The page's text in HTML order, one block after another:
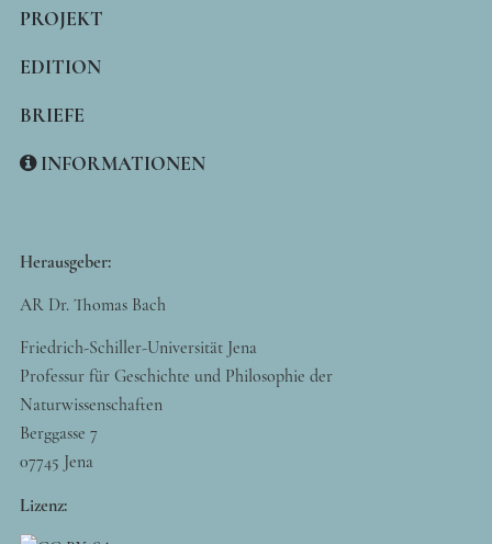
PROJEKT
EDITION
BRIEFE
INFORMATIONEN
Herausgeber:
AR Dr. Thomas Bach
Friedrich-Schiller-Universität Jena
Professur für Geschichte und Philosophie der
Naturwissenschaften
Berggasse 7
07745 Jena
Lizenz: